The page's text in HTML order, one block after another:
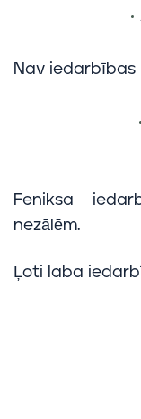
Nav iedarbības
Feniksa
nezālēm.
Ļoti laba